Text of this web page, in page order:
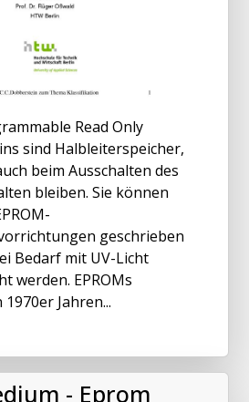
Read Only
sind Halbleiterspeicher,
beim Ausschalten des
bleiben. Sie können
geschrieben
Bedarf mit UV-Licht
werden. EPROMs
Jahren...
- Eprom